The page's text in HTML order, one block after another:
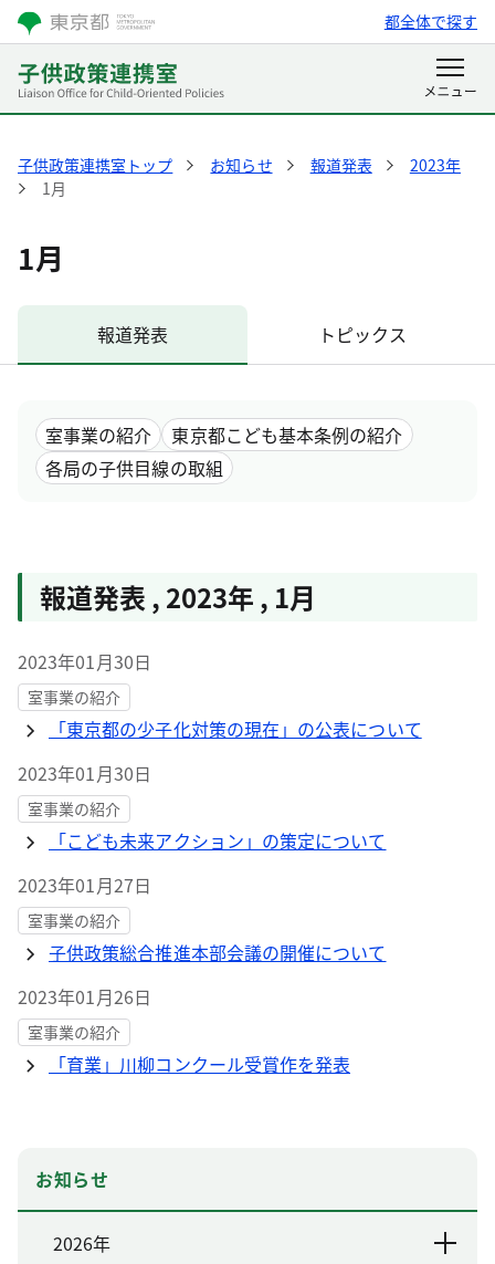
都全体で探す
子供政策連携室トップ お知らせ 報道発表
2023年
1月
1月
報道発表 トピックス
室事業の紹介
東京都こども基本条例の紹介
各局の子供目線の取組
報道発表 , 2023年 , 1月
2023年01月30日
室事業の紹介
「東京都の少子化対策の現在」の公表について
2023年01月30日
室事業の紹介
「こども未来アクション」の策定について
2023年01月27日
室事業の紹介
子供政策総合推進本部会議の開催について
2023年01月26日
室事業の紹介
「育業」川柳コンクール受賞作を発表
お知らせ
2026年